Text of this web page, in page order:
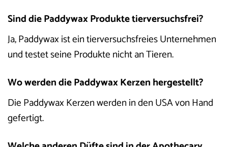
Sind die Paddywax Produkte tierversuchsfrei?
Ja, Paddywax ist ein tierversuchsfreies Unternehmen
und testet seine Produkte nicht an Tieren.
Wo werden die Paddywax Kerzen hergestellt?
Die Paddywax Kerzen werden in den USA von Hand
gefertigt.